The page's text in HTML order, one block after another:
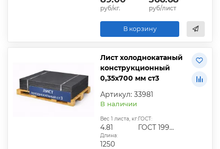
руб/кг. руб/лист
В корзину
Лист холоднокатаный
конструкционный
0,35х700 мм ст3
Артикул: 33981
В наличии
Вес 1 листа, кг:
4.81
ГОСТ:
ГОСТ 19904-90
Длина:
1250